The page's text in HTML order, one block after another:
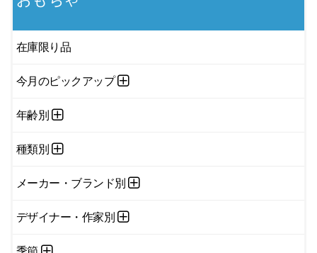
在庫限り品
今月のピックアップ
年齢別
種類別
メーカー・ブランド別
デザイナー・作家別